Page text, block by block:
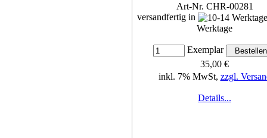
Art-Nr. CHR-00281
versandfertig in
Werktage
Exemplar
35,00 €
inkl. 7% MwSt, zzgl.
Details...